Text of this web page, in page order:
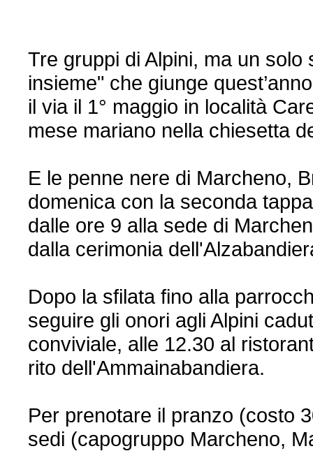
Tre gruppi di Alpini, ma un
insieme" che giunge
il via il 1° maggio in località
mese mariano nella chiesetta
E le penne nere di Marcheno,
domenica con la seconda
dalle ore 9 alla sede di
dalla cerimonia
Dopo la sfilata fino alla
seguire gli onori agli Alpini
conviviale, alle 12.30 al
rito dell'Ammainabandiera.
Per prenotare il pranzo (costo
sedi (capogruppo Marcheno,